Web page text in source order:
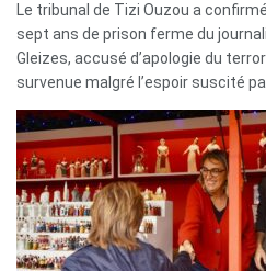
Le tribunal de Tizi Ouzou a
sept ans de prison ferme du
Gleizes, accusé d’apologie du
survenue malgré l’espoir suscité